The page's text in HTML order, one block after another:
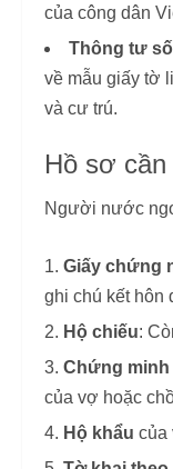
của công dân
Thông tư số
về mẫu giấy tờ
và cư trú.
Hồ sơ cần
Người nước
Giấy chứng
ghi chú kết hôn
Hộ chiếu:
Chứng
của vợ hoặc
Hộ khẩu của